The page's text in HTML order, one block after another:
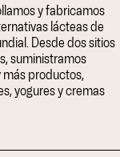
y fabricamos
lácteas de
Desde dos sitios
suministramos
más productos,
yogures y cremas